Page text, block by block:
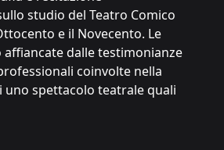
studio del Teatro Comico
e il Novecento. Le
affiancate dalle testimonianze
coinvolte nella
uno spettacolo teatrale quali